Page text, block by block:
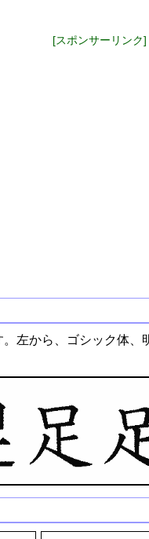
[スポンサーリンク]
左から、ゴシック体